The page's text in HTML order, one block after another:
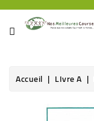
CATÉGORIE
ÉPICERIE
Accueil LIvre A
Rupture de stock